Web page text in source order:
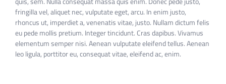
fringilla vel, aliquet nec, vulputate eget, arcu. In enim justo,
rhoncus ut, imperdiet a, venenatis vitae, justo. Nullam dictum felis
eu pede mollis pretium. Integer tincidunt. Cras dapibus. Vivamus
elementum semper nisi. Aenean vulputate eleifend tellus. Aenean
leo ligula, porttitor eu, consequat vitae, eleifend ac, enim.